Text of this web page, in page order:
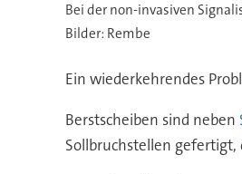
Bei der non-invasiven
Bilder: Rembe
Ein wiederkehrendes
Berstscheiben sind neben
Sollbruchstellen